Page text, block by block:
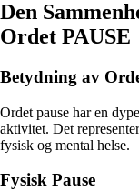
Den
Ordet PAUSE
Betydning av
Ordet pause har en
aktivitet. Det
fysisk og mental helse.
Fysisk Pause